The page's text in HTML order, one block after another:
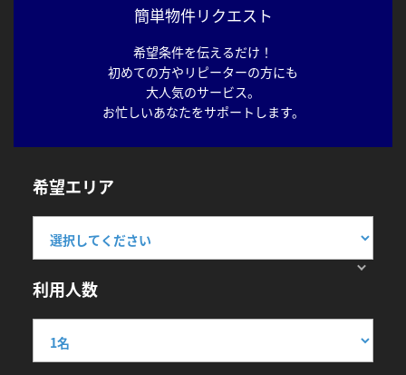
簡単物件リクエスト
希望条件を伝えるだけ！
初めての方やリピーターの方にも
大人気のサービス。
お忙しいあなたをサポートします。
希望エリア
利用人数